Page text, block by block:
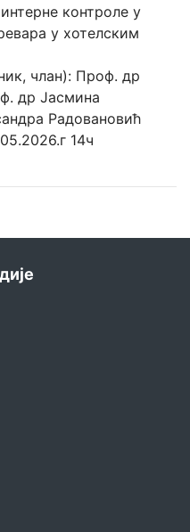
контроле у
у хотелским
члан): Проф. др
др Јасмина
Радовановић
14ч